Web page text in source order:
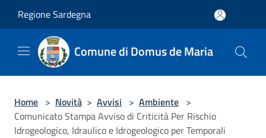
Regione Sardegna
Comune di Domus de Maria
Home > Novità > Avvisi > Ambiente >
Comunicato Stampa Avviso di Criticità Per Rischio
Idrogeologico, Idraulico e Idrogeologico per Temporali